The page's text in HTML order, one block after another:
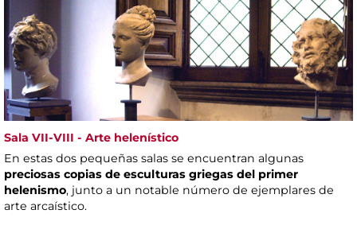
Sala VII-VIII - Arte helenístico
En estas dos pequeñas salas se encuentran algunas
preciosas copias de esculturas griegas del primer
helenismo, junto a un notable número de ejemplares de
arte arcaístico.